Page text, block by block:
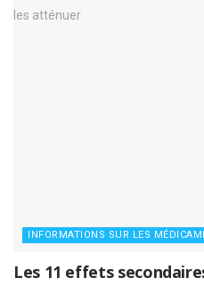
INFORMATIONS SUR LES
Les 11 effets